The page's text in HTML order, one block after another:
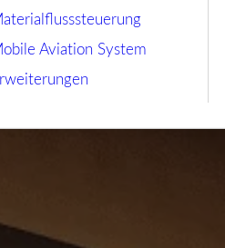
Aviation System